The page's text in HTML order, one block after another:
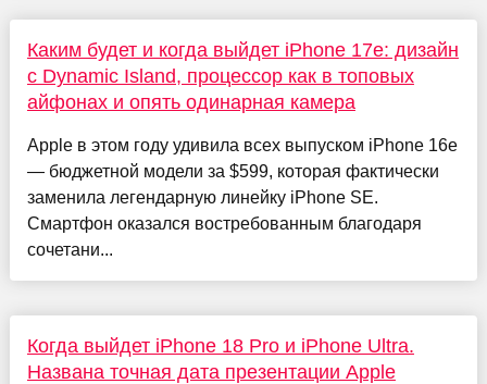
Каким будет и когда выйдет iPhone 17e: дизайн
с Dynamic Island, процессор как в топовых
айфонах и опять одинарная камера
Apple в этом году удивила всех выпуском iPhone 16e
— бюджетной модели за $599, которая фактически
заменила легендарную линейку iPhone SE.
Смартфон оказался востребованным благодаря
сочетани...
Когда выйдет iPhone 18 Pro и iPhone Ultra.
Названа точная дата презентации Apple